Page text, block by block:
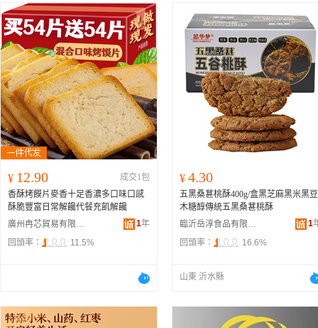
¥ 12.90
成交1包
香酥烤饃片麥香十足香濃多口味口感
酥脆豐富日常解饞代餐充飢解饞
廣州冉芯貿易有限公司
1年
回頭率：
11.5%
¥ 4.30
五黑桑葚桃酥400g/盒黑芝麻黑米黑豆
木糖醇傳統五黑桑葚桃酥
臨沂岳淳食品有限公司
1
回頭率：
16.6%
山東 沂水縣